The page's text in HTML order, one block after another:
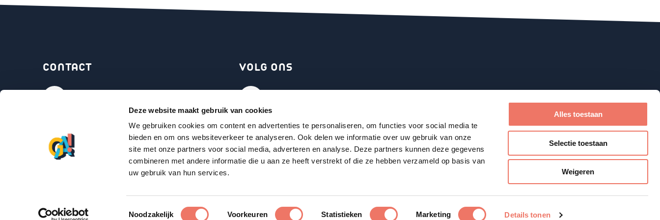
Deze website maakt gebruik van cookies
We gebruiken cookies om content en advertenties te personaliseren, om functies voor social media te
bieden en om ons websiteverkeer te analyseren. Ook delen we informatie over uw gebruik van onze
site met onze partners voor social media, adverteren en analyse. Deze partners kunnen deze gegevens
combineren met andere informatie die u aan ze heeft verstrekt of die ze hebben verzameld op basis van
uw gebruik van hun services.
Toestemmingsselectie
Noodzakelijk Voorkeuren Statistieken Marketing Details tonen
Alles toestaan
Selectie toestaan
Weigeren
CONTACT
info@gaharderwijk.nl
VOLG ONS
Instagram
YouTube
Privacy policy Sitemap Downloads Cookiebeleid Website: OrangeTalent